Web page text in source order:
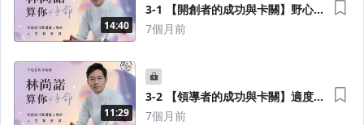
14:40
3-1 【開創者的成功與卡關】野心
驅動的你，要學會的是柔軟與合作
7個月前
11:29
3-2 【領導者的成功與卡關】適度
的自信帶來領導魄力，過高的自尊
7個月前